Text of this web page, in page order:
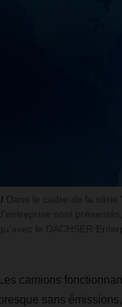
Les camions
sans